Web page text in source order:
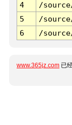
4
/
5
/
6
/
www.365jz.com 已